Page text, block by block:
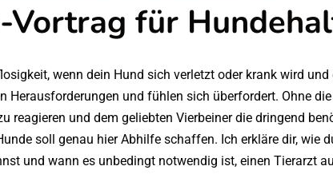
für
wenn dein Hund sich verletzt oder krank wird
Herausforderungen und fühlen sich überfordert. Ohne
reagieren und dem geliebten Vierbeiner die dringend
soll genau hier Abhilfe schaffen. Ich erkläre dir,
und wann es unbedingt notwendig ist, einen Tierarzt